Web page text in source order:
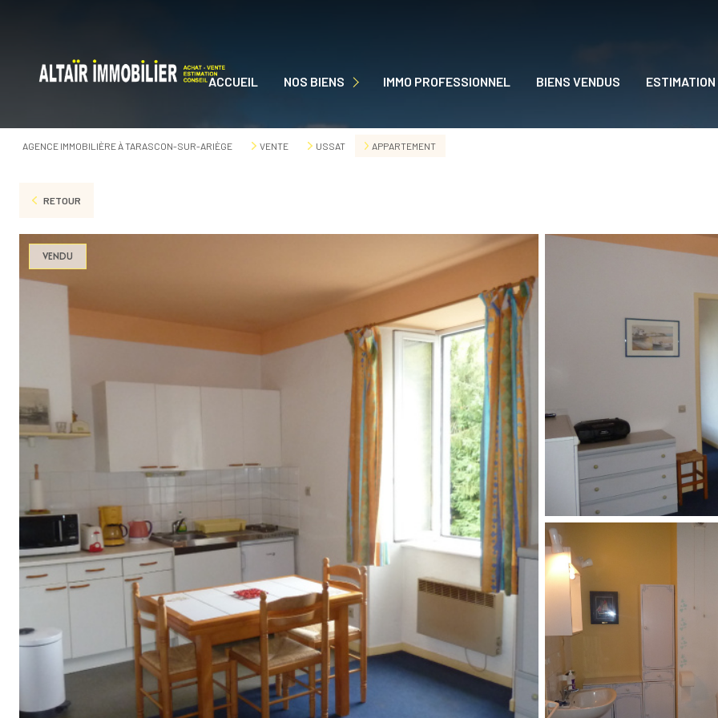
ACCUEIL NOS BIENS IMMO PROFESSIONNEL BIENS VENDUS ESTIMATION
AGENCE IMMOBILIÈRE À TARASCON-SUR-ARIÈGE VENTE USSAT APPARTEMENT
RETOUR
VENDU